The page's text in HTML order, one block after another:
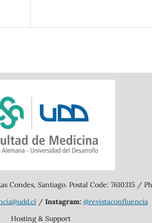
Condes, Santiago. Postal Code: 7610315 /
/ Instagram: @revistaconfluencia
Hosting & Support